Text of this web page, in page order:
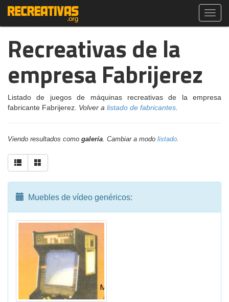
Recreativas de la
empresa Fabrijerez
Listado de juegos de máquinas recreativas de la empresa
fabricante Fabrijerez. Volver a listado de fabricantes
Viendo resultados como galería. Cambiar a modo listado.
Muebles de vídeo genéricos: